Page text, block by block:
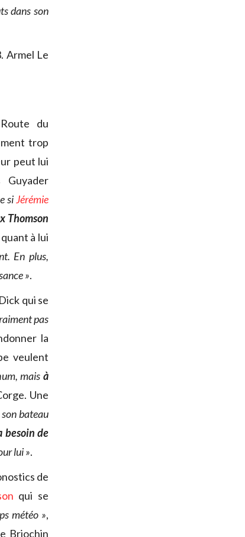
dans son
Armel Le
du
trop
peut lui
siJérémie
Thomson
à lui
En plus,
».
qui se
pas
la
veulent
maisà
Une
bateau
besoin de
lui ».
de
qui se
météo »,
Briochin